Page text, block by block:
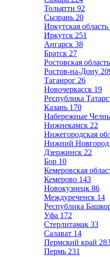
Тольятти 92
Сызрань 20
Иркутская область
Иркутск 251
Ангарск 38
Братск 27
Ростовская область
Ростов-на-Дону
Таганрог 26
Новочеркасск 19
Республика
Казань 170
Набережные
Нижнекамск 22
Нижегородская
Нижний Новгород
Дзержинск 22
Бор 10
Кемеровская
Кемерово 143
Новокузнецк 86
Междуреченск 14
Республика
Уфа 172
Стерлитамак 33
Салават 14
Пермский край
Пермь 231